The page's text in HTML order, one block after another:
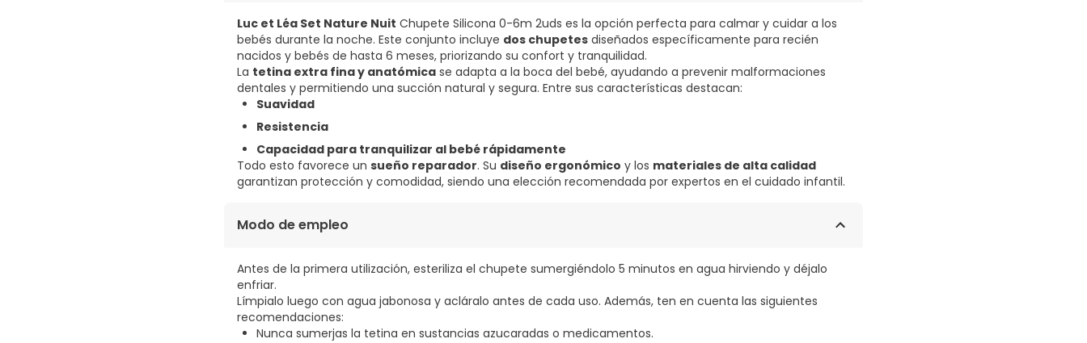
Luc et Léa Set Nature Nuit Chupete Silicona 0-6m 2uds es la opción perfecta para calmar y cuidar a los
bebés durante la noche. Este conjunto incluye dos chupetes diseñados específicamente para recién
nacidos y bebés de hasta 6 meses, priorizando su confort y tranquilidad.
La tetina extra fina y anatómica se adapta a la boca del bebé, ayudando a prevenir malformaciones
dentales y permitiendo una succión natural y segura. Entre sus características destacan:
Suavidad
Resistencia
Capacidad para tranquilizar al bebé rápidamente
Todo esto favorece un sueño reparador. Su diseño ergonómico y los materiales de alta calidad
garantizan protección y comodidad, siendo una elección recomendada por expertos en el cuidado infantil.
Modo de empleo
Antes de la primera utilización, esteriliza el chupete sumergiéndolo 5 minutos en agua hirviendo y déjalo
enfriar.
Límpialo luego con agua jabonosa y acláralo antes de cada uso. Además, ten en cuenta las siguientes
recomendaciones:
Nunca sumerjas la tetina en sustancias azucaradas o medicamentos.